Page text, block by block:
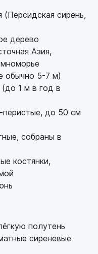
(Персидская сирень,
дерево
Азия,
обычно 5-7 м)
(до 1 м в год в
до 50 см
собраны в
костянки,
полутень
сиреневые